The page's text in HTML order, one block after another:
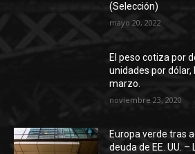
(Selección)
mayo 20, 2022
El peso cotiza por
unidades por dólar,
marzo.
noviembre 23, 2020
Europa verde tras
deuda de EE. UU.